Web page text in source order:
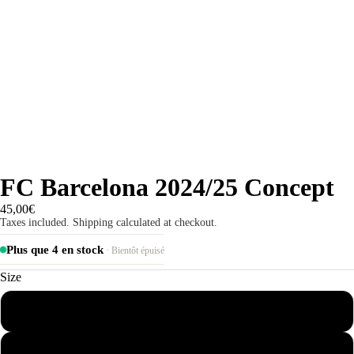
FC Barcelona 2024/25 Concept
45,00€
Taxes included. Shipping calculated at checkout.
Plus que 4 en stock· Bientôt épuisé
Size